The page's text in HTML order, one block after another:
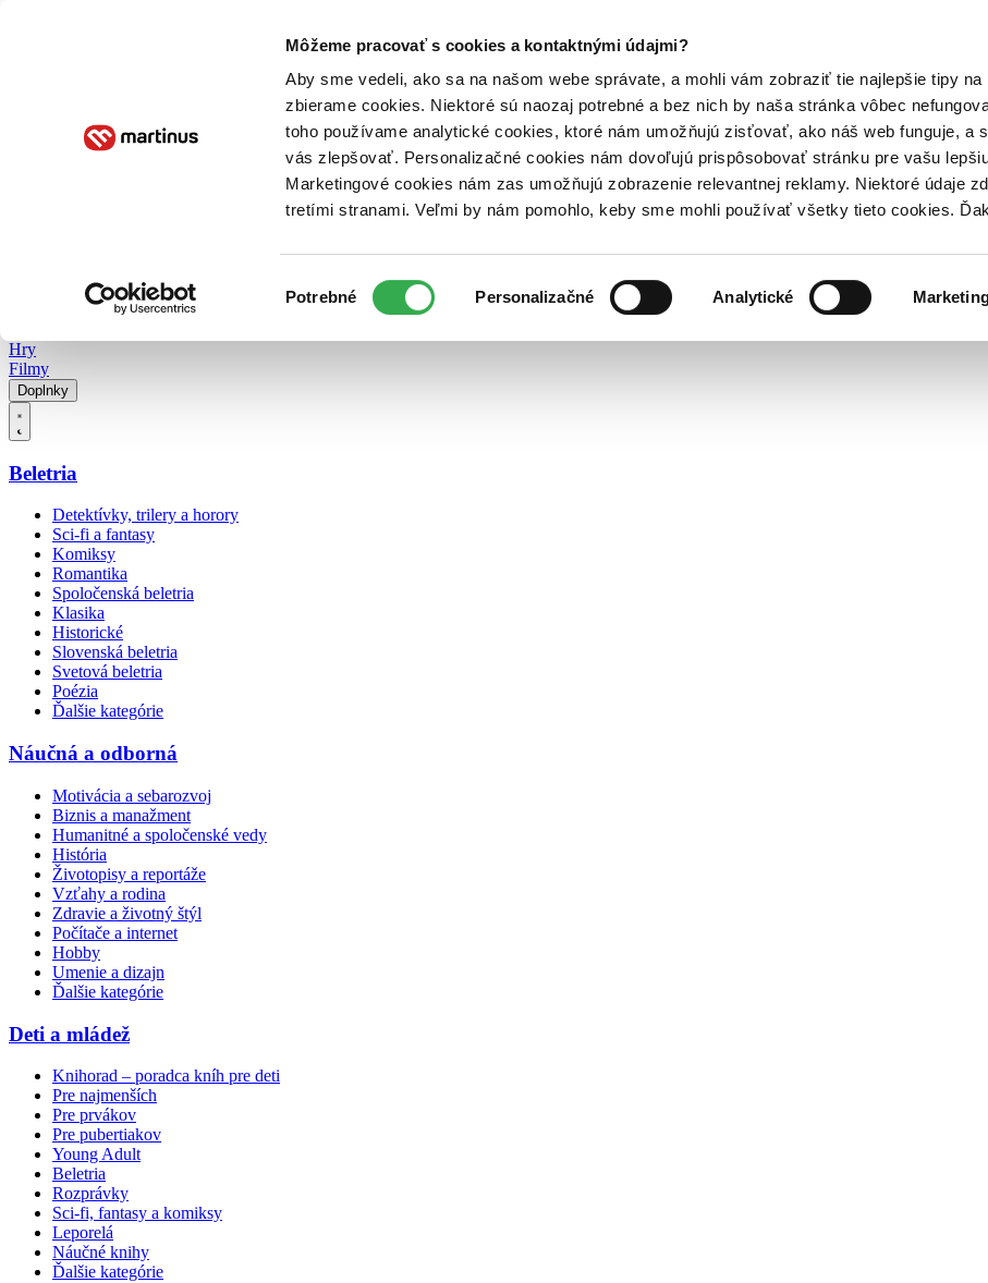
Môžeme pracovať s cookies a kontaktnými údajmi?
Aby sme vedeli, ako sa na našom webe správate, a mohli vám zobraziť tie najlepšie tipy na
zbierame cookies. Niektoré sú naozaj potrebné a bez nich by naša stránka vôbec
toho používame analytické cookies, ktoré nám umožňujú zisťovať, ako náš web funguje, a
vás zlepšovať. Personalizačné cookies nám dovoľujú prispôsobovať stránku pre vašu
Marketingové cookies nám zas umožňujú zobrazenie relevantnej reklamy. Niektoré údaje
tretími stranami. Veľmi by nám pomohlo, keby sme mohli používať všetky tieto cookies.
súhlasu
Potrebné Personalizačné Analytické
Poukážky Kontakt
Hry
Filmy
Doplnky
Beletria
Detektívky, trilery a horory
Sci-fi a fantasy
Komiksy
Romantika
Spoločenská beletria
Klasika
Historické
Slovenská beletria
Svetová beletria
Poézia
Ďalšie kategórie
Náučná a odborná
Motivácia a sebarozvoj
Biznis a manažment
Humanitné a spoločenské vedy
História
Životopisy a reportáže
Vzťahy a rodina
Zdravie a životný štýl
Počítače a internet
Hobby
Umenie a dizajn
Ďalšie kategórie
Deti a mládež
Knihorad – poradca kníh pre deti
Pre najmenších
Pre prvákov
Pre pubertiakov
Young Adult
Beletria
Rozprávky
Sci-fi, fantasy a komiksy
Leporelá
Náučné knihy
Ďalšie kategórie